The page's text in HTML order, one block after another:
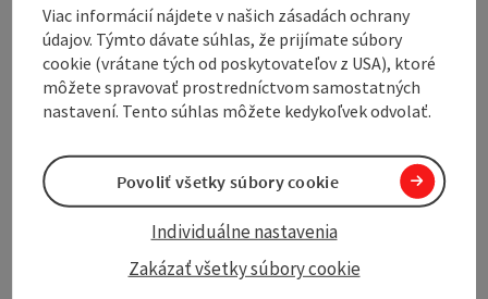
Prices
Suitability
Accessibility
Viac informácií nájdete v našich zásadách ochrany
údajov. Týmto dávate súhlas, že prijímate súbory
cookie (vrátane tých od poskytovateľov z USA), ktoré
môžete spravovať prostredníctvom samostatných
nastavení. Tento súhlas môžete kedykoľvek odvolať.
Zakázať všetky súbory cookie
Individuálne nastavenia
Povoliť všetky súbory cookie